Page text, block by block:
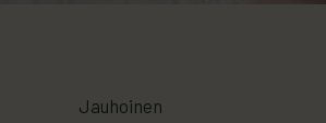
Jauhoinen